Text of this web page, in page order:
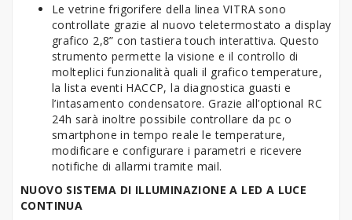
Le vetrine frigorifere della linea VITRA sono
controllate grazie al nuovo teletermostato a display
grafico 2,8” con tastiera touch interattiva. Questo
strumento permette la visione e il controllo di
molteplici funzionalità quali il grafico temperature,
la lista eventi HACCP, la diagnostica guasti e
l’intasamento condensatore. Grazie all’optional RC
24h sarà inoltre possibile controllare da pc o
smartphone in tempo reale le temperature,
modificare e configurare i parametri e ricevere
notifiche di allarmi tramite mail.
NUOVO SISTEMA DI ILLUMINAZIONE A LED A LUCE
CONTINUA